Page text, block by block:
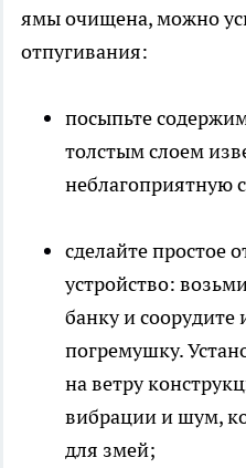
ямы очищена, можно
отпугивания:
посыпьте
толстым слоем
неблагоприятную
сделайте простое
устройство:
банку и соорудите
погремушку.
на ветру
вибрации и шум,
для змей;